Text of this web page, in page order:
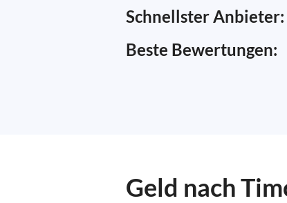
Schnellster Anbieter:
Beste Bewertungen:
Geld nach